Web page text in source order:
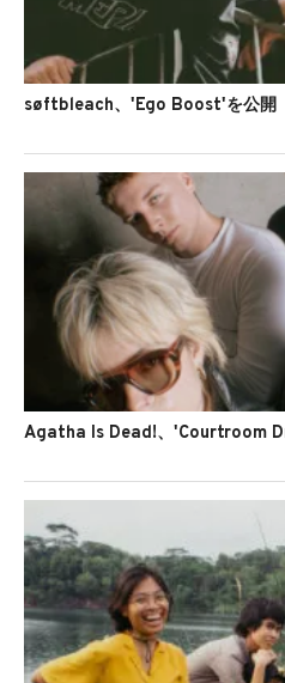
søftbleach、'Ego Boost'を公開